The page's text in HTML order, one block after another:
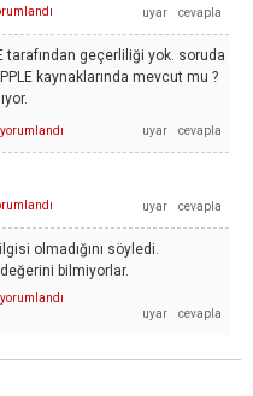
tarafından geçerliliği yok. soruda
kaynaklarında mevcut mu ?
yorumlandı
olmadığını söyledi.
bilmiyorlar.
yorumlandı